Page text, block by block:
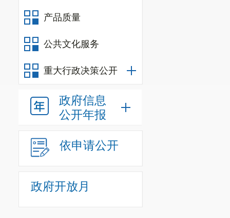
产品质量
公共文化服务
重大行政决策公开
政府信息
公开年报
依申请公开
政府开放月